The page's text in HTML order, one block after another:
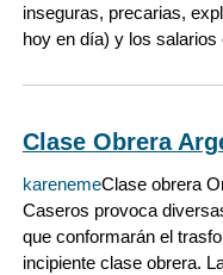
inseguras, precarias,
hoy en día) y los salarios
Clase Obrera
karenemeClase obrera
Caseros provoca
que conformarán el
incipiente clase obrera.